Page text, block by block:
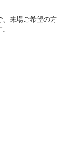
、来場ご希望の方